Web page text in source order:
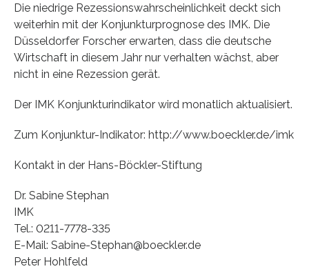
Die niedrige Rezessionswahrscheinlichkeit deckt sich
weiterhin mit der Konjunkturprognose des IMK. Die
Düsseldorfer Forscher erwarten, dass die deutsche
Wirtschaft in diesem Jahr nur verhalten wächst, aber
nicht in eine Rezession gerät.
Der IMK Konjunkturindikator wird monatlich aktualisiert.
Zum Konjunktur-Indikator: http://www.boeckler.de/imk
Kontakt in der Hans-Böckler-Stiftung
Dr. Sabine Stephan
IMK
Tel.: 0211-7778-335
E-Mail: Sabine-Stephan@boeckler.de
Peter Hohlfeld